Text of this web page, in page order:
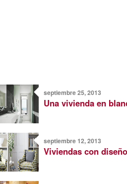
septiembre 25, 2013
Una vivienda en
septiembre 12, 2013
Viviendas con